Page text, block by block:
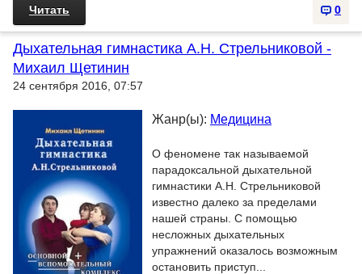
0
Читать
Дыхательная гимнастика А.Н. Стрельниковой -
Михаил Щетинин
24 сентября 2016, 07:57
Жанр(ы): Медицина
О феномене так называемой
парадоксальной дыхательной
гимнастики А.Н. Стрельниковой
известно далеко за пределами
нашей страны. С помощью
несложных дыхательных
упражнений оказалось возможным
остановить приступ...